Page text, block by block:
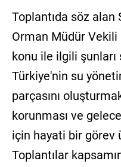
Toplantıda söz alan
Orman Müdür Vekili
konu ile ilgili şunları
Türkiye'nin su
parçasını
korunması ve
için hayati bir görev
Toplantılar